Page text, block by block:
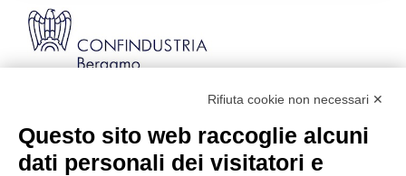
Codice Fiscale: 80021750163 | PEC:
info@pec.confindustriabergamo.it
Rifiuta cookie non necessari ✕
Questo sito web raccoglie alcuni
dati personali dei visitatori e